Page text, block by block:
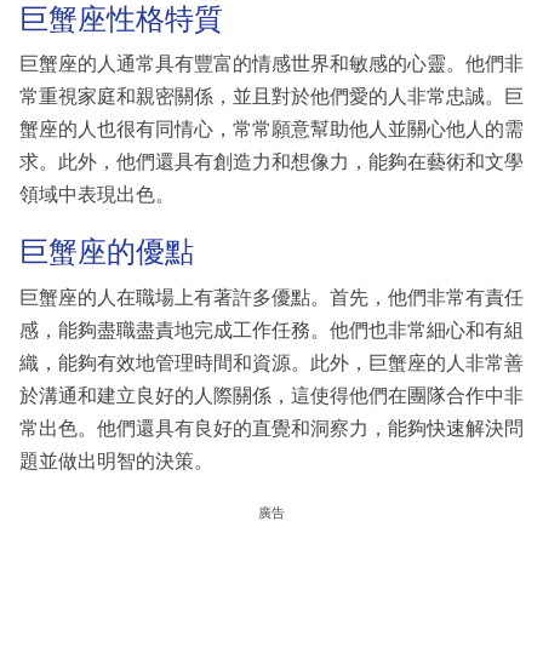
巨蟹座性格特質
巨蟹座的人通常具有豐富的情感世界和敏感的心靈。他們非
常重視家庭和親密關係，並且對於他們愛的人非常忠誠。巨
蟹座的人也很有同情心，常常願意幫助他人並關心他人的需
求。此外，他們還具有創造力和想像力，能夠在藝術和文學
領域中表現出色。
巨蟹座的優點
巨蟹座的人在職場上有著許多優點。首先，他們非常有責任
感，能夠盡職盡責地完成工作任務。他們也非常細心和有組
織，能夠有效地管理時間和資源。此外，巨蟹座的人非常善
於溝通和建立良好的人際關係，這使得他們在團隊合作中非
常出色。他們還具有良好的直覺和洞察力，能夠快速解決問
題並做出明智的決策。
廣告